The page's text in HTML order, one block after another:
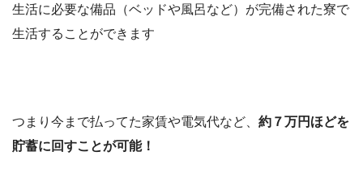
生活に必要な備品（ベッドや風呂など）が完備された寮で
生活することができます
つまり今まで払ってた家賃や電気代など、 約７万円ほどを
貯蓄に回すことが可能！